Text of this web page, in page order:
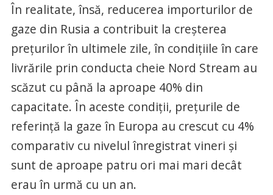
În realitate, însă, reducerea importurilor de
gaze din Rusia a contribuit la creşterea
preţurilor în ultimele zile, în condiţiile în care
livrările prin conducta cheie Nord Stream au
scăzut cu până la aproape 40% din
capacitate. În aceste condiţii, preţurile de
referinţă la gaze în Europa au crescut cu 4%
comparativ cu nivelul înregistrat vineri şi
sunt de aproape patru ori mai mari decât
erau în urmă cu un an.